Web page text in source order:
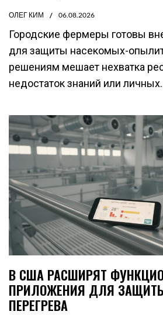
ОЛЕГ КИМ 06.08.2026
Городские фермеры готовы
для защиты насекомых-
решениям мешает нехватка
недостаток знаний или
В США РАСШИРЯТ
ПРИЛОЖЕНИЯ ДЛЯ
ПЕРЕГРЕВА